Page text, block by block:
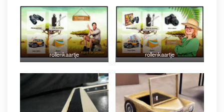
rollenkaartje rollenkaartje